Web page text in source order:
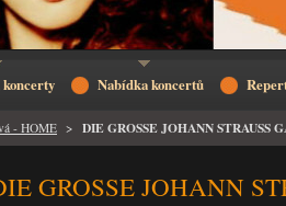
- HOME > DIE GROSSE JOHANN STRAUSS
GROSSE JOHANN
koncerty Nabídka koncertů